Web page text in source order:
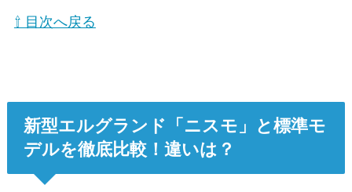
⇧ 目次へ戻る
新型エルグランド「ニスモ」と標準モ
デルを徹底比較！違いは？